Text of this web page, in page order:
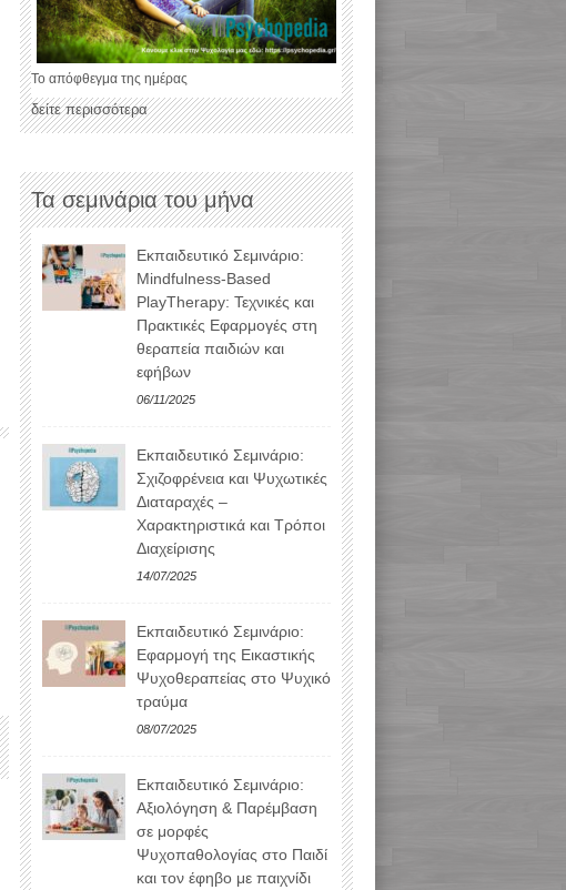
Το απόφθεγμα της ημέρας
δείτε περισσότερα
Τα σεμινάρια του μήνα
Εκπαιδευτικό Σεμινάριο:
Mindfulness-Based
PlayTherapy: Τεχνικές και
Πρακτικές Εφαρμογές στη
θεραπεία παιδιών και
εφήβων
06/11/2025
Εκπαιδευτικό Σεμινάριο:
Σχιζοφρένεια και Ψυχωτικές
Διαταραχές –
Χαρακτηριστικά και Τρόποι
Διαχείρισης
14/07/2025
Εκπαιδευτικό Σεμινάριο:
Εφαρμογή της Εικαστικής
Ψυχοθεραπείας στο Ψυχικό
τραύμα
08/07/2025
Εκπαιδευτικό Σεμινάριο:
Αξιολόγηση & Παρέμβαση
σε μορφές
Ψυχοπαθολογίας στο Παιδί
και τον έφηβο με παιχνίδι